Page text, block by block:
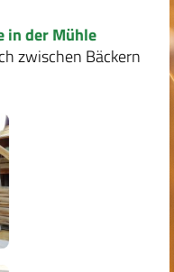
in der Mühle
zwischen Bäckern